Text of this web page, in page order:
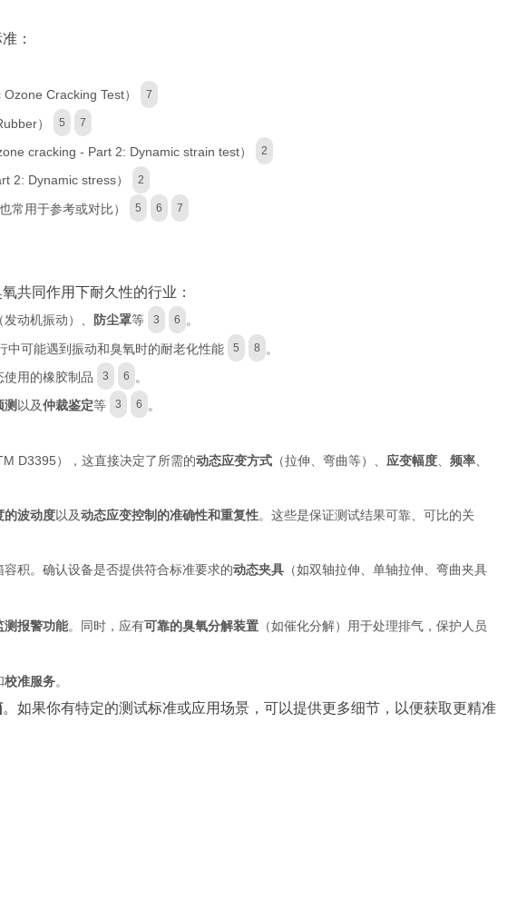
：
Cracking Test） 7
） 5 7
cracking - Part 2: Dynamic strain test） 2
2: Dynamic stress） 2
常用于参考或对比） 5 6 7
共同作用下耐久性的行业：
发动机振动）、 防尘罩等 3 6 。
中可能遇到振动和臭氧时的耐老化性能 5 8
。
使用的橡胶制品 3 6
。
测 以及仲裁鉴定等 3 6 。
D3395），这直接决定了所需的动态应变方式（拉伸、弯曲等）、 应变幅度、 频率、
的波动度以及动态应变控制的准确性和重复性。这些是保证测试结果可靠、可比的关
积。确认设备是否提供符合标准要求的动态夹具（如双轴拉伸、单轴拉伸、弯曲夹具
测报警功能。同时，应有可靠的臭氧分解装置（如催化分解）用于处理排气，保护人员
校准服务。
。如果你有特定的测试标准或应用场景，可以提供更多细节，以便获取更精准